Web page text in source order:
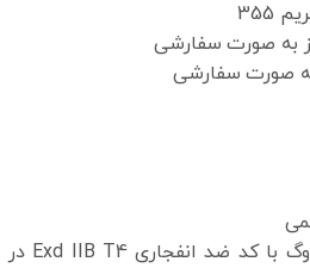
به صورت سفارشی
به صورت سفارشی
الکتروموتورهای ضد انفجار وگ با کد ضد انفجاری Exd IIB T4 در